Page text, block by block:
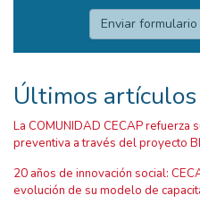
Últimos
La COMUNIDAD CECAP refuerza
preventiva a través del proyecto
20 años de innovación social:
evolución de su modelo de